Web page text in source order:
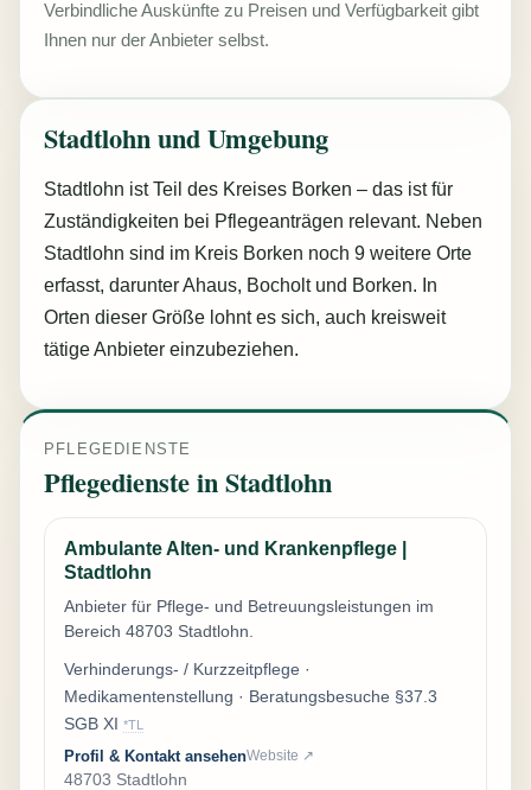
Verbindliche Auskünfte zu Preisen und Verfügbarkeit gibt
Ihnen nur der Anbieter selbst.
Stadtlohn und Umgebung
Stadtlohn ist Teil des Kreises Borken – das ist für
Zuständigkeiten bei Pflegeanträgen relevant. Neben
Stadtlohn sind im Kreis Borken noch 9 weitere Orte
erfasst, darunter Ahaus, Bocholt und Borken. In
Orten dieser Größe lohnt es sich, auch kreisweit
tätige Anbieter einzubeziehen.
PFLEGEDIENSTE
Pflegedienste in Stadtlohn
Ambulante Alten- und Krankenpflege |
Stadtlohn
Anbieter für Pflege- und Betreuungsleistungen im
Bereich 48703 Stadtlohn.
Verhinderungs- / Kurzzeitpflege ·
Medikamentenstellung · Beratungsbesuche §37.3
SGB XI *TL
Profil & Kontakt ansehenWebsite ↗
48703 Stadtlohn